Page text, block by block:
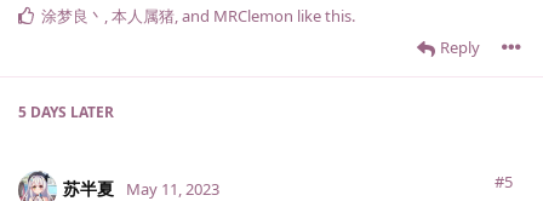
Reply
涂梦良丶 ,本人属猪, and MRClemon like this.
5 DAYS LATER
苏半夏 #5
May 11, 2023